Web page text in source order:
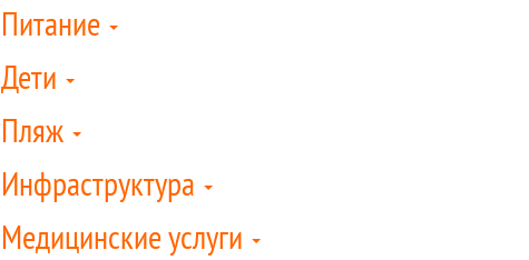
Питание
Дети
Пляж
Инфраструктура
Медицинские услуги